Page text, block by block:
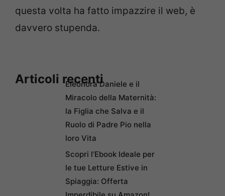
questa volta ha fatto impazzire il web, è
davvero stupenda.
Articoli recentiEleonora Daniele e il
Miracolo della Maternità:
la Figlia che Salva e il
Ruolo di Padre Pio nella
loro Vita
Scopri l’Ebook Ideale per
le tue Letture Estive in
Spiaggia: Offerta